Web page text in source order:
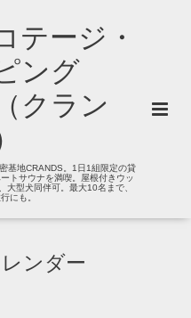
テージ・
ング
クラン
基地CRANDS。1日1組限定の貸
トサウナを満喫。屋根付きウッ
大型犬同伴可。最大10名まで、
にも。
ンダー